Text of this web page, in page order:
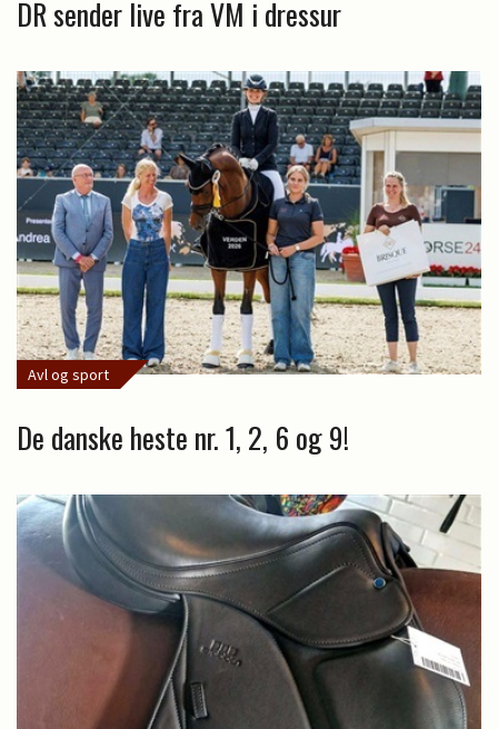
DR sender live fra VM i dressur
Avl og sport
De danske heste nr. 1, 2, 6 og 9!